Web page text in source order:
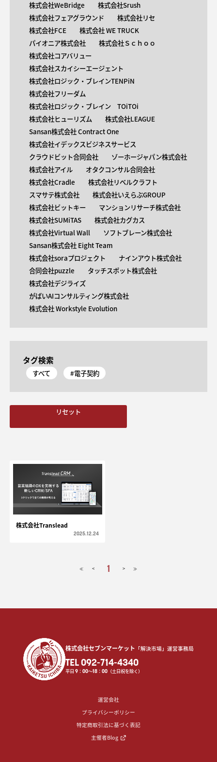
株式会社WeBridge
株式会社Srush
株式会社フェアグラウンド
株式会社リセ
株式会社FCE
株式会社 WE TRUCK
パイオニア株式会社
株式会社Ｓｃｈｏｏ
株式会社コアバリュー
株式会社スカイシーエージェント
株式会社ロジック・ブレインTENPiN
株式会社フリーダム
株式会社ロジック・ブレイン TOiTOi
株式会社ヒューリズム
株式会社LEAGUE
Sansan株式会社 Contract One
株式会社イデックスビジネスサービス
クラウドビット合同会社
ゾーホージャパン株式会社
株式会社アイル
オタクコンサル合同会社
株式会社Cradle
株式会社リベルクラフト
スマサテ株式会社
株式会社いえらぶGROUP
株式会社ビットキー
マンションリサーチ株式会社
株式会社SUMiTAS
株式会社カグカス
株式会社Virtual Wall
ソフトブレーン株式会社
Sansan株式会社 Eight Team
株式会社soraプロジェクト
ナインアウト株式会社
合同会社puzzle
タッチスポット株式会社
株式会社デジライズ
がばいAIコンサルティング株式会社
株式会社 Workstyle Evolution
タグ検索
すべて #電子契約
リセット
株式会社Translead
2025.12.24
≪ < 1 > ≫
株式会社セブンマーケット 「解決市場」運営事務局
TEL 092-714-4340
平日9 ：00〜18 ：00 （土日祝を除く）
運営会社
プライバシーポリシー
特定商取引法に基づく表記
主催者Blog